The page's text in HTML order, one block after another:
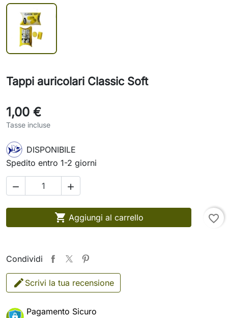
Tappi auricolari Classic Soft
1,00 €
Tasse incluse
DISPONIBILE
Spedito entro 1-2 giorni
 
 Aggiungi al carrello favorite_border
Condividi
Scrivi la tua recensione
Pagamento Sicuro